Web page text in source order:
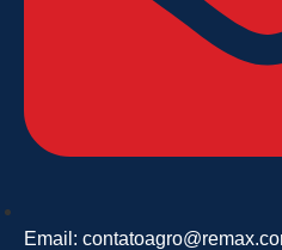
Email: